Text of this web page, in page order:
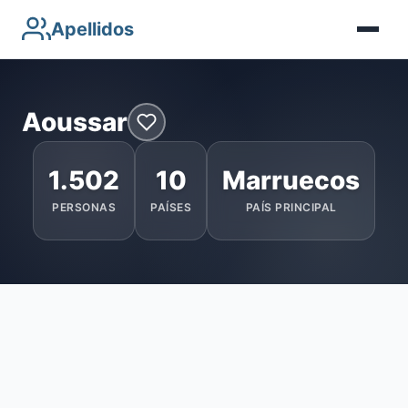
Apellidos
Aoussar
1.502
PERSONAS
10
PAÍSES
Marruecos
PAÍS PRINCIPAL